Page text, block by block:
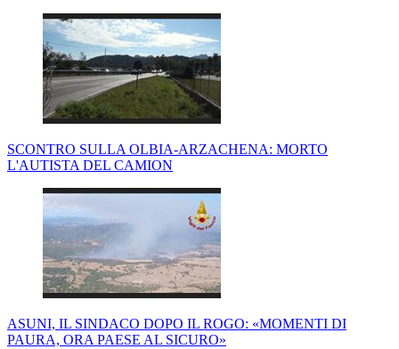
SCONTRO SULLA OLBIA-ARZACHENA: MORTO
L'AUTISTA DEL CAMION
ASUNI, IL SINDACO DOPO IL ROGO: «MOMENTI DI
PAURA, ORA PAESE AL SICURO»